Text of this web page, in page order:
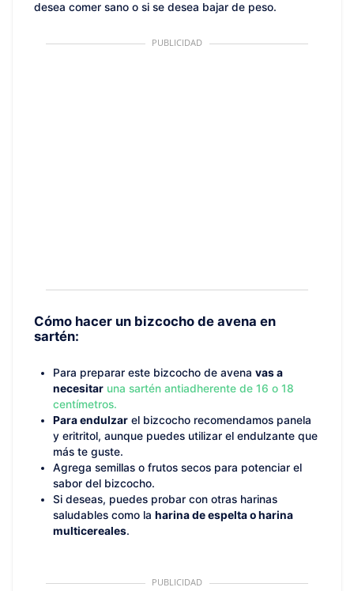
desea comer sano o si se desea bajar de peso.
PUBLICIDAD
Cómo hacer un bizcocho de avena en
sartén:
Para preparar este bizcocho de avena vas a
necesitar una sartén antiadherente de 16 o 18
centímetros.
Para endulzar el bizcocho recomendamos panela
y eritritol, aunque puedes utilizar el endulzante que
más te guste.
Agrega semillas o frutos secos para potenciar el
sabor del bizcocho.
Si deseas, puedes probar con otras harinas
saludables como la harina de espelta o harina
multicereales.
PUBLICIDAD